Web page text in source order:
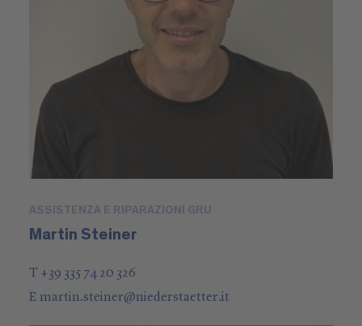
ASSISTENZA E RIPARAZIONI GRU
Martin Steiner
T +39 335 74 20 326
E martin.steiner@niederstaetter.it